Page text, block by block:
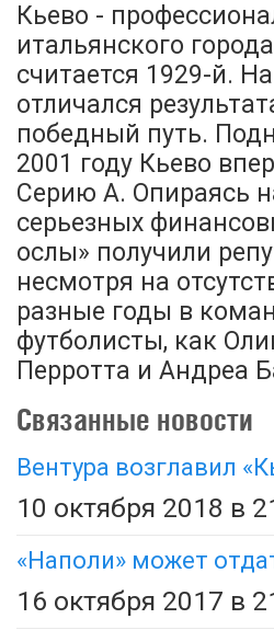
Кьево -
итальянского
считается 1929-й.
отличался
победный путь.
2001 году Кьево
Серию А. Опираясь
серьезных
ослы» получили
несмотря на
разные годы в
футболисты, как
Перротта и Андреа
Связанные новости
Вентура возглавил
10 октября 2018 в
«Наполи» может
16 октября 2017 в